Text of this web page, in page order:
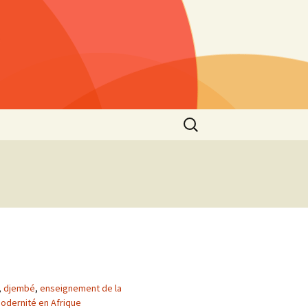
Rechercher :
, djembé, enseignement de la
en Afrique